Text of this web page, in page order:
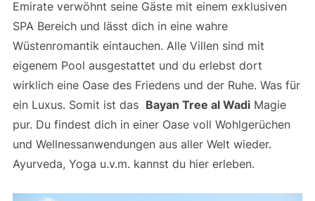
Emirate verwöhnt seine Gäste mit einem exklusiven
SPA Bereich und lässt dich in eine wahre
Wüstenromantik eintauchen. Alle Villen sind mit
eigenem Pool ausgestattet und du erlebst dort
wirklich eine Oase des Friedens und der Ruhe. Was für
ein Luxus. Somit ist das Bayan Tree al WadiMagie
pur. Du findest dich in einer Oase voll Wohlgerüchen
und Wellnessanwendungen aus aller Welt wieder.
Ayurveda, Yoga u.v.m. kannst du hier erleben.